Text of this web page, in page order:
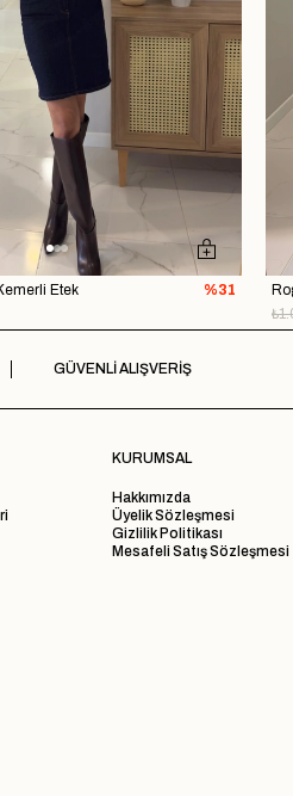
Etek
%31
GÜVENLİ ALIŞVERİŞ
KURUMSAL
Hakkımızda
Üyelik Sözleşmesi
Gizlilik Politikası
Mesafeli Satış Sözleşmesi